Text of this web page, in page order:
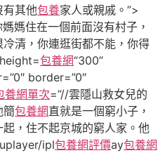
有其他包養家人或親戚。”>
媽住在一個前面沒有村子，
清，你連逛街都不能，你得
包養網“300”
border=”0″
養網單次=”//雲隱山救女兒的
簡包養網直就是一個窮小子，
起，住不起京城的窮人家。他
ipl包養網評價ay包養網